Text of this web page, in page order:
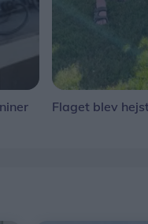
Flaget blev